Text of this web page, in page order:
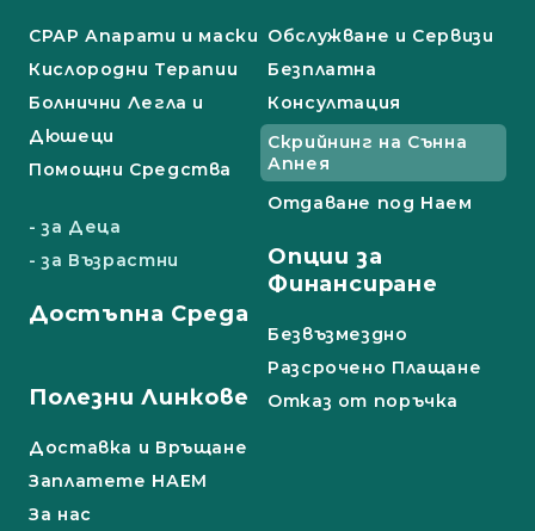
СРАР Апарати и маски
Кислородни Терапии
Болнични Легла и
Дюшеци
Помощни Средства
- за Деца
- за Възрастни
Достъпна Среда
Обслужване и Сервизи
Безплатна
Консултация
Скрийнинг на Сънна
Апнея
Отдаване под Наем
Опции за
Финансиране
Безвъзмездно
Разсрочено Плащане
Полезни Линкове
Доставка и Връщане
Заплатете НАЕМ
За нас
Отказ от поръчка